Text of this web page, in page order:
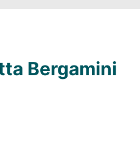
Bergamini